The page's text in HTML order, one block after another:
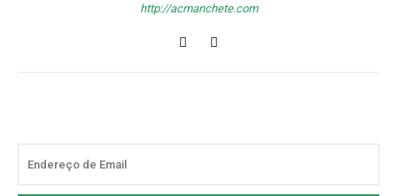
http://acmanchete.com